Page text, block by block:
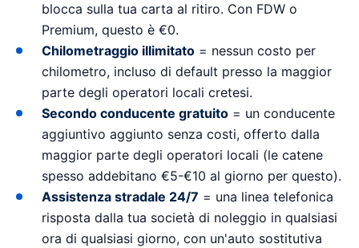
blocca sulla tua carta al ritiro. Con FDW o
Premium, questo è €0.
Chilometraggio illimitato = nessun costo per
chilometro, incluso di default presso la maggior
parte degli operatori locali cretesi.
Secondo conducente gratuito = un conducente
aggiuntivo aggiunto senza costi, offerto dalla
maggior parte degli operatori locali (le catene
spesso addebitano €5-€10 al giorno per questo).
Assistenza stradale 24/7 = una linea telefonica
risposta dalla tua società di noleggio in qualsiasi
ora di qualsiasi giorno, con un'auto sostitutiva